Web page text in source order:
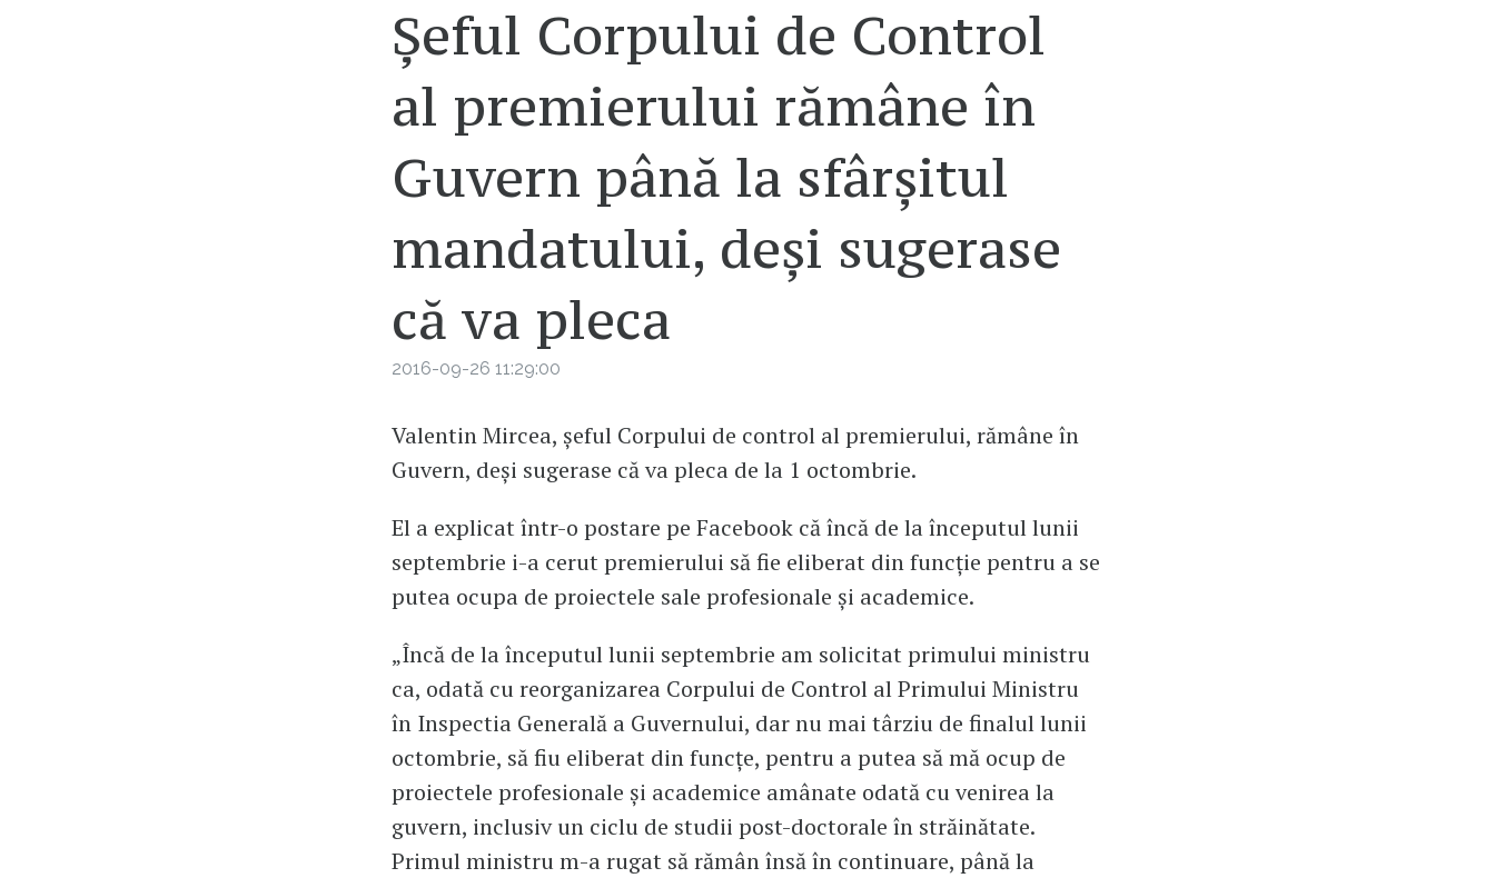
Șeful Corpului de Control
al premierului rămâne în
Guvern până la sfârșitul
mandatului, deși sugerase
că va pleca
2016-09-26 11:29:00
Valentin Mircea, șeful Corpului de control al premierului, rămâne în
Guvern, deși sugerase că va pleca de la 1 octombrie.
El a explicat într-o postare pe Facebook că încă de la începutul lunii
septembrie i-a cerut premierului să fie eliberat din funcție pentru a se
putea ocupa de proiectele sale profesionale și academice.
„Încă de la începutul lunii septembrie am solicitat primului ministru
ca, odată cu reorganizarea Corpului de Control al Primului Ministru
în Inspectia Generală a Guvernului, dar nu mai târziu de finalul lunii
octombrie, să fiu eliberat din funcțe, pentru a putea să mă ocup de
proiectele profesionale și academice amânate odată cu venirea la
guvern, inclusiv un ciclu de studii post-doctorale în străinătate.
Primul ministru m-a rugat să rămân însă în continuare, până la